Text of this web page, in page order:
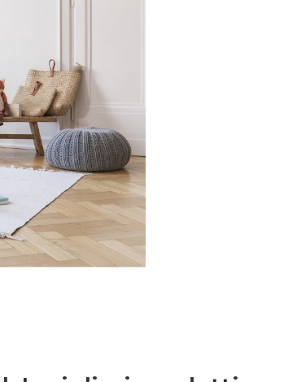
cucina,
delle Royal
volta
su genitorialità,
tu nel
è grandissima
rendere più
a spunti su